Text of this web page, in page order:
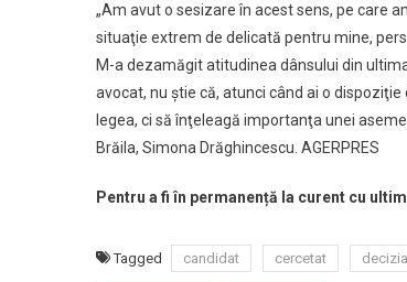
„Am avut o sesizare în acest sens, pe care
situaţie extrem de delicată pentru mine,
M-a dezamăgit atitudinea dânsului din
avocat, nu ştie că, atunci când ai o
legea, ci să înţeleagă importanţa unei
Brăila, Simona Drăghincescu. AGERPRES
Pentru a fi în permanență la curent cu
Tagged candidat cercetat decizia